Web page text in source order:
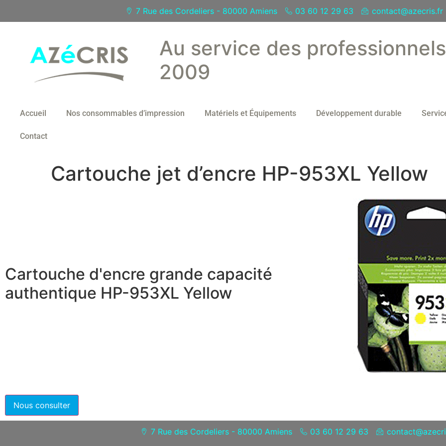
7 Rue des Cordeliers - 80000 Amiens 03 60 12 29 63 contact@azecris.fr
Au service des
2009
Accueil Nos consommables d’impression Matériels et Équipements Développement durable
Contact
Cartouche jet d’encre HP-953XL Yellow
Cartouche d'encre grande capacité
authentique HP-953XL Yellow
7 Rue des Cordeliers - 80000 Amiens 03 60 12 29 63